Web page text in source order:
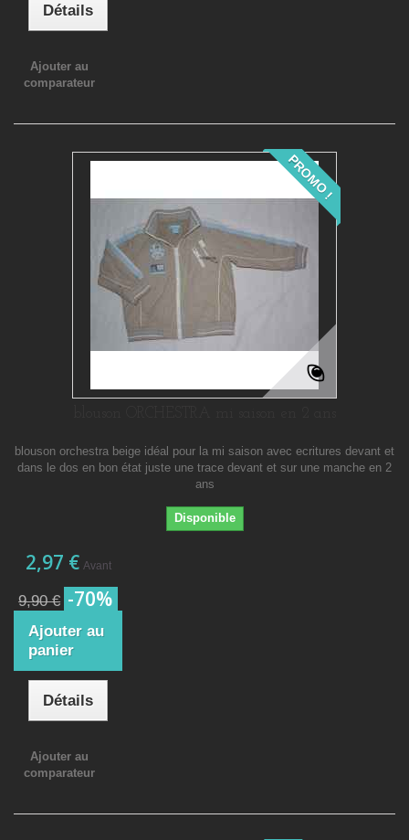
Détails
Ajouter au
comparateur
PROMO !
blouson orchestra beige idéal pour la mi saison avec ecritures devant et
dans le dos en bon état juste une trace devant et sur une manche en 2
ans
Disponible
2,97 € Avant
9,90 € -70%
Ajouter au
panier
Détails
Ajouter au
comparateur